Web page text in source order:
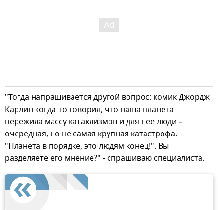
"Тогда напрашивается другой вопрос: комик Джордж
Карлин когда-то говорил, что наша планета
пережила массу катаклизмов и для нее люди –
очередная, но не самая крупная катастрофа.
"Планета в порядке, это людям конец!". Вы
разделяете его мнение?" - спрашиваю специалиста.